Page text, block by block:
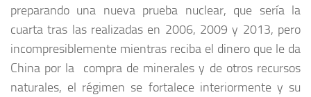
preparando una nueva prueba nuclear, que sería la
cuarta tras las realizadas en 2006, 2009 y 2013, pero
incompresiblemente mientras reciba el dinero que le da
China por la compra de minerales y de otros recursos
naturales, el régimen se fortalece interiormente y su